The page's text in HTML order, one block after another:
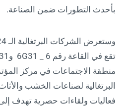
بأحدث التطورات ضمن الصناعة.
منطقة الاجتماعات في مركز
فعاليات ولقاءات حصرية تهدف